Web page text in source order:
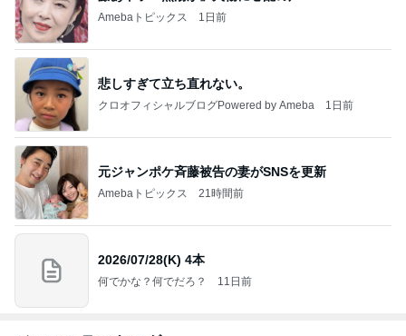
Amebaトピックス 1日前
悲しすぎて立ち直れない。
クロオフィシャルブログPowered by Ameba 1日前
元ジャンポケ斉藤被告の妻がSNSを更新
Amebaトピックス 21時間前
2026/07/28(K) 4本
何でかな？何でだろ？ 11日前